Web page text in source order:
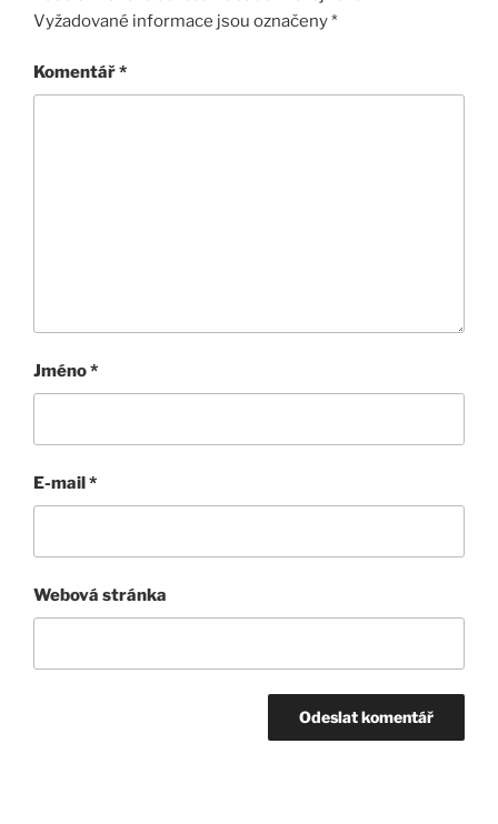
Vyžadované informace jsou označeny*
Komentář*
Jméno*
E-mail*
Webová stránka